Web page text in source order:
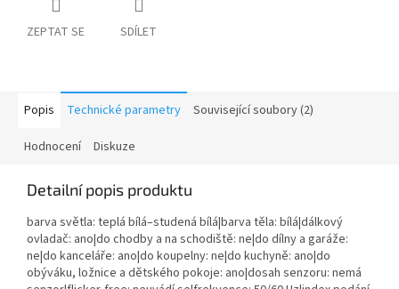
ZEPTAT SE SDÍLET
Popis Technické parametry Související soubory (2)
Hodnocení Diskuze
Detailní popis produktu
barva světla: teplá bílá–studená bílá|barva těla: bílá|dálkový
ovladač: ano|do chodby a na schodiště: ne|do dílny a garáže:
ne|do kanceláře: ano|do koupelny: ne|do kuchyně: ano|do
obýváku, ložnice a dětského pokoje: ano|dosah senzoru: nemá